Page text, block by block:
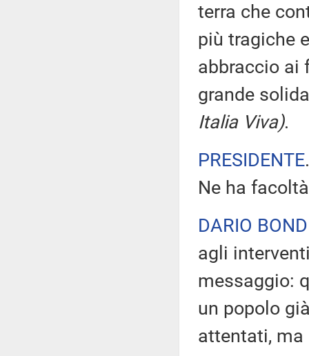
terra che
più tragiche
abbraccio ai
grande
Italia Viva).
PRESIDENTE
Ne ha
DARIO BOND
agli
messaggio:
un popolo
attentati, ma